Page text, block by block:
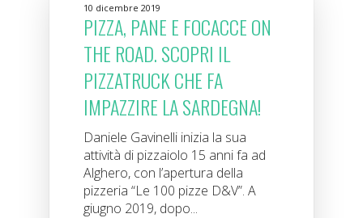
10 dicembre 2019
PIZZA, PANE E FOCACCE ON
THE ROAD. SCOPRI IL
PIZZATRUCK CHE FA
IMPAZZIRE LA SARDEGNA!
Daniele Gavinelli inizia la sua
attività di pizzaiolo 15 anni fa ad
Alghero, con l’apertura della
pizzeria “Le 100 pizze D&V”. A
giugno 2019, dopo...